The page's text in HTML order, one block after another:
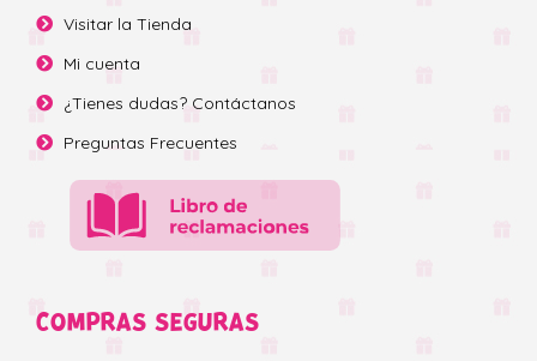
Visitar la Tienda
Mi cuenta
¿Tienes dudas? Contáctanos
Preguntas Frecuentes
COMPRAS SEGURAS